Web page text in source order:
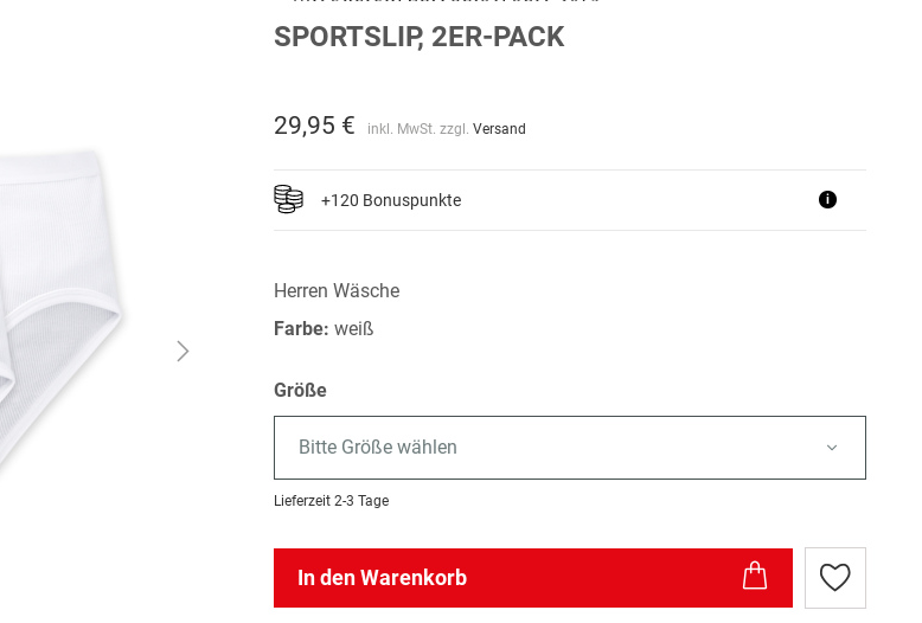
SPORTSLIP, 2ER-PACK
29,95 € inkl. MwSt. zzgl.Versand
+120 Bonuspunkte i
Herren Wäsche
Farbe:weiß
Größe
Bitte Größe wählen
Lieferzeit 2-3 Tage
In den Warenkorb
Zur
Wunschliste